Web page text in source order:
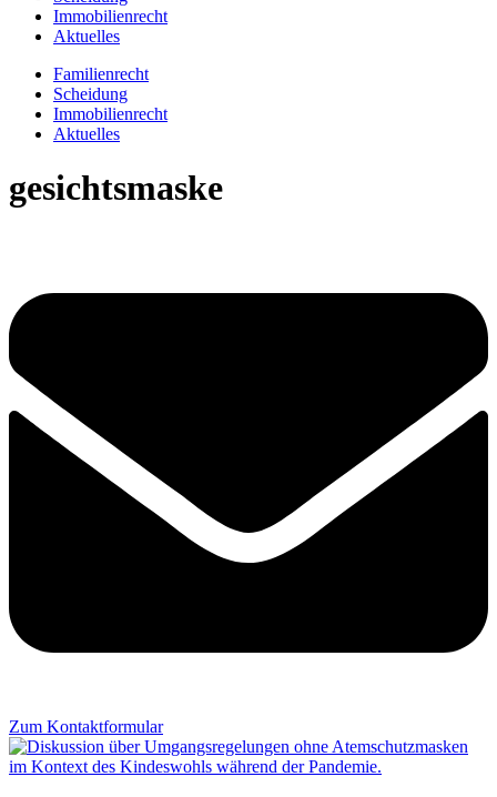
Immobilienrecht
Aktuelles
Familienrecht
Scheidung
Immobilienrecht
Aktuelles
gesichtsmaske
Zum Kontaktformular